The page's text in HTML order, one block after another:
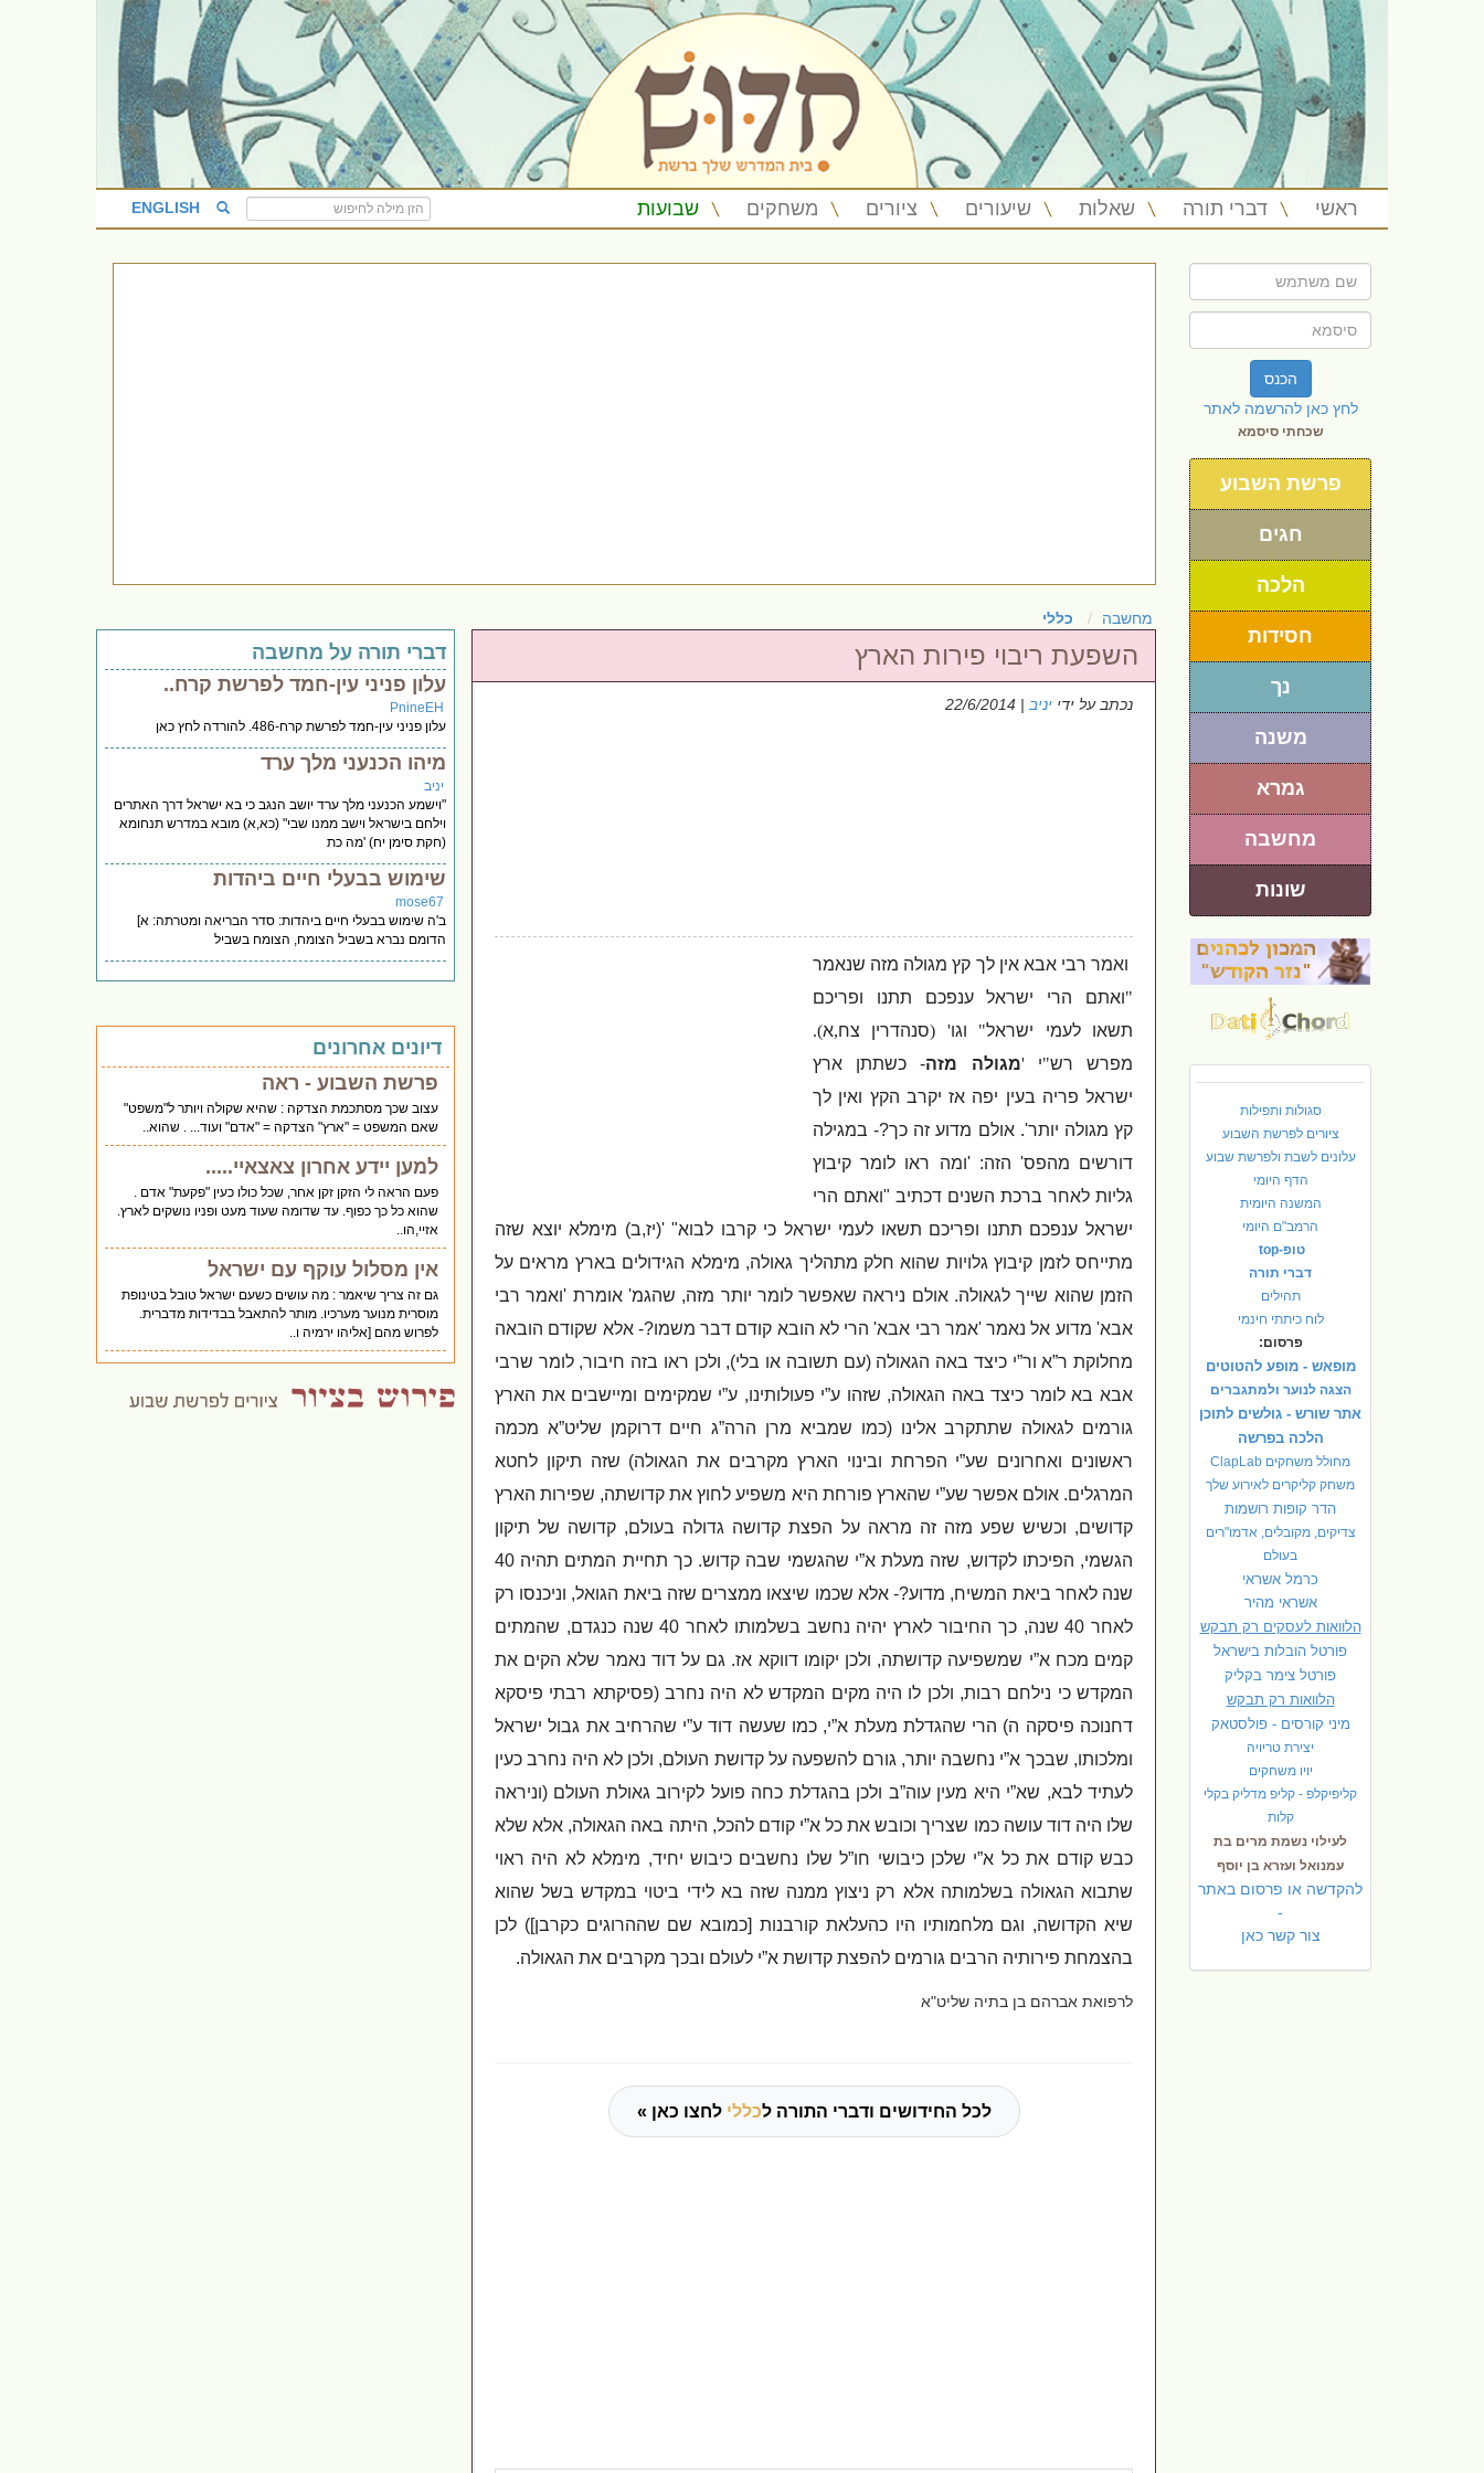
ראשי דברי תורה שאלות שיעורים ציורים משחקים שבועות ENGLISH
הכנס
לחץ כאן להרשמה לאתר
שכחתי סיסמא
פרשת השבוע
חגים
הלכה
חסידות
נך
משנה
גמרא
מחשבה
שונות
סגולות ותפילות
ציורים לפרשת השבוע
עלונים לשבת ולפרשת שבוע
הדף היומי
המשנה היומית
הרמב"ם היומי
טופ-top
דברי תורה
תהילים
לוח כיתתי חינמי
פרסום:
מופאש - מופע להטוטים
הצגה לנוער ולמתגברים
אתר שורש - גולשים לתוכן
הלכה בפרשה
מחולל משחקים ClapLab
משחק קליקרים לאירוע שלך
הדר קופות רושמות
צדיקים, מקובלים, אדמו"רים
בעולם
כרמל אשראי
אשראי מהיר
הלוואות לעסקים רק תבקש
פורטל הובלות בישראל
פורטל צימר בקליק
הלוואות רק תבקש
מיני קורסים - פולסטאק
יצירת טריויה
יויו משחקים
קליפיקלפ - קליפ מדליק בקלי
קלות
לעילוי נשמת מרים בת
עמנואל ועזרא בן יוסף
להקדשה או פרסום באתר
-
צור קשר כאן
מחשבה כללי
השפעת ריבוי פירות הארץ
נכתב על ידי יניב | 22/6/2014
ואמר רבי אבא אין לך קץ מגולה מזה שנאמר
"ואתם הרי ישראל ענפכם תתנו ופריכם
תשאו לעמי ישראל" וגו' (סנהדרין צח,א).
מפרש רש"י'מגולה מזה- כשתתן ארץ
ישראל פריה בעין יפה אז יקרב הקץ ואין לך
קץ מגולה יותר'.אולם מדוע זה כך?- במגילה
דורשים מהפס' הזה: 'ומה ראו לומר קיבוץ
גליות לאחר ברכת השנים דכתיב "ואתם הרי
ישראל ענפכם תתנו ופריכם תשאו לעמי ישראל כי קרבו לבוא" '(יז,ב) מימלא יוצא שזה
מתייחס לזמן קיבוץ גלויות שהוא חלק מתהליך גאולה, מימלא הגידולים בארץ מראים על
הזמן שהוא שייך לגאולה.אולם ניראה שאפשר לומר יותר מזה, שהגמ'אומרת 'ואמר רבי
אבא' מדוע אל נאמר'אמר רבי אבא' הרי לא הובא קודם דבר משמו?-אלא שקודם הובאה
מחלוקת ר”א ור”י כיצד באה הגאולה(עם תשובה או בלי), ולכן ראו בזה חיבור,לומר שרבי
אבא בא לומר כיצד באה הגאולה, שזהו ע”י פעולותינו, ע”י שמקימים ומיישבים את הארץ
גורמים לגאולה שתתקרב אלינו(כמו שמביא מרן הרה”ג חיים דרוקמן שליט”א מכמה
ראשונים ואחרונים שע”י הפרחת ובינוי הארץ מקרבים את הגאולה) שזה תיקון לחטא
המרגלים.אולם אפשר שע”י שהארץ פורחת היא משפיע לחוץ את קדושתה, שפירות הארץ
קדושים, וכשיש שפע מזה זה מראה על הפצת קדושה גדולה בעולם, קדושה של תיקון
הגשמי, הפיכתו לקדוש, שזה מעלת א”י שהגשמי שבה קדוש.כך תחיית המתים תהיה 40
שנה לאחר ביאת המשיח, מדוע?-אלא שכמו שיצאו ממצרים שזה ביאת הגואל, וניכנסו רק
לאחר 40 שנה,כך החיבור לארץ יהיה נחשב בשלמותו לאחר 40 שנה כנגדם, שהמתים
קמים מכח א”י שמשפיעה קדושתה, ולכן יקומו דווקא אז. גם על דוד נאמר שלא הקים את
המקדש כי נילחם רבות, ולכן לו היה מקים המקדש לא היה נחרב(פסיקתא רבתי פיסקא
דחנוכה פיסקה ה) הרי שהגדלת מעלת א”י, כמו שעשה דוד ע”י שהרחיב את גבול ישראל
ומלכותו, שבכך א”י נחשבה יותר, גורם להשפעה על קדושת העולם, ולכן לא היה נחרב כעין
לעתיד לבא, שא”י היא מעין עוה”ב ולכן בהגדלת כחה פועל לקירוב גאולת העולם (וניראה
שלו היה דוד עושה כמו שצריך וכובש את כל א”י קודם להכל, היתה באה הגאולה, אלא שלא
כבש קודם את כל א”י שלכן כיבושי חו”ל שלו נחשבים כיבוש יחיד, מימלא לא היה ראוי
שתבוא הגאולה בשלמותה אלא רק ניצוץ ממנה שזה בא לידי ביטוי במקדש בשל שהוא
שיא הקדושה, וגם מלחמותיו היו כהעלאת קורבנות [כמובא שם שההרוגים כקרבן]) לכן
בהצמחת פירותיה הרבים גורמים להפצת קדושת א”י לעולם ובכך מקרבים את הגאולה.
לרפואת אברהם בן בתיה שליט"א
לכל החידושים ודברי התורה לכללי לחצו כאן »
דברי תורה על מחשבה
עלון פניני עין-חמד לפרשת קרח..
PnineEH
עלון פניני עין-חמד לפרשת קרח-486. להורדה לחץ כאן
מיהו הכנעני מלך ערד
יניב
"וישמע הכנעני מלך ערד יושב הנגב כי בא ישראל דרך האתרים
וילחם בישראל וישב ממנו שבי" (כא,א) מובא במדרש תנחומא
(חקת סימן יח) 'מה כת
שימוש בבעלי חיים ביהדות
mose67
ב'ה שימוש בבעלי חיים ביהדות: סדר הבריאה ומטרתה: א]
הדומם נברא בשביל הצומח, הצומח בשביל
דיונים אחרונים
פרשת השבוע - ראה
עצוב שכך מסתכמת הצדקה : שהיא שקולה ויותר ל"משפט"
שאם המשפט = "ארץ" הצדקה = "אדם" ועוד... . שהוא..
למען יידע אחרון צאצאיי.....
פעם הראה לי הזקן זקן אחר, שכל כולו כעין "פקעת" אדם .
שהוא כל כך כפוף. עד שדומה שעוד מעט ופניו נושקים לארץ.
אזיי,הו..
אין מסלול עוקף עם ישראל
גם זה צריך שיאמר : מה עושים כשעם ישראל טובל בטינופת
מוסרית מנוער מערכיו. מותר להתאבל בבדידות מדברית.
לפרוש מהם [אליהו ירמיה ו..